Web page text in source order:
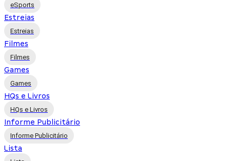
eSports
Estreias
Estreias
Filmes
Filmes
Games
Games
HQs e Livros
HQs e Livros
Informe Publicitário
Informe Publicitário
Lista